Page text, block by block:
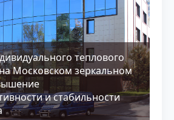
теплового
Московском зеркальном
и стабильности